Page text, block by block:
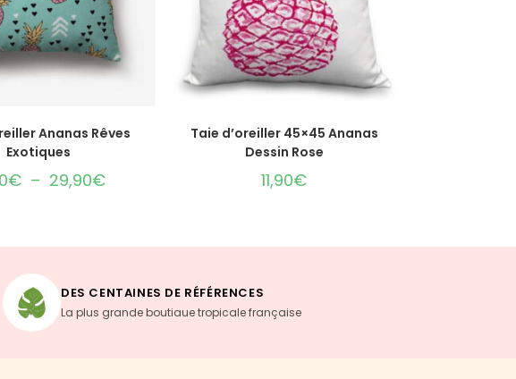
DES OPTIONS
Ananas Rêves
Exotiques
€ – 29,90€
AJOUTER AU PANIER
Taie d’oreiller 45×45 Ananas
Dessin Rose
11,90€
DES CENTAINES DE RÉFÉRENCES
La plus grande boutiaue tropicale française